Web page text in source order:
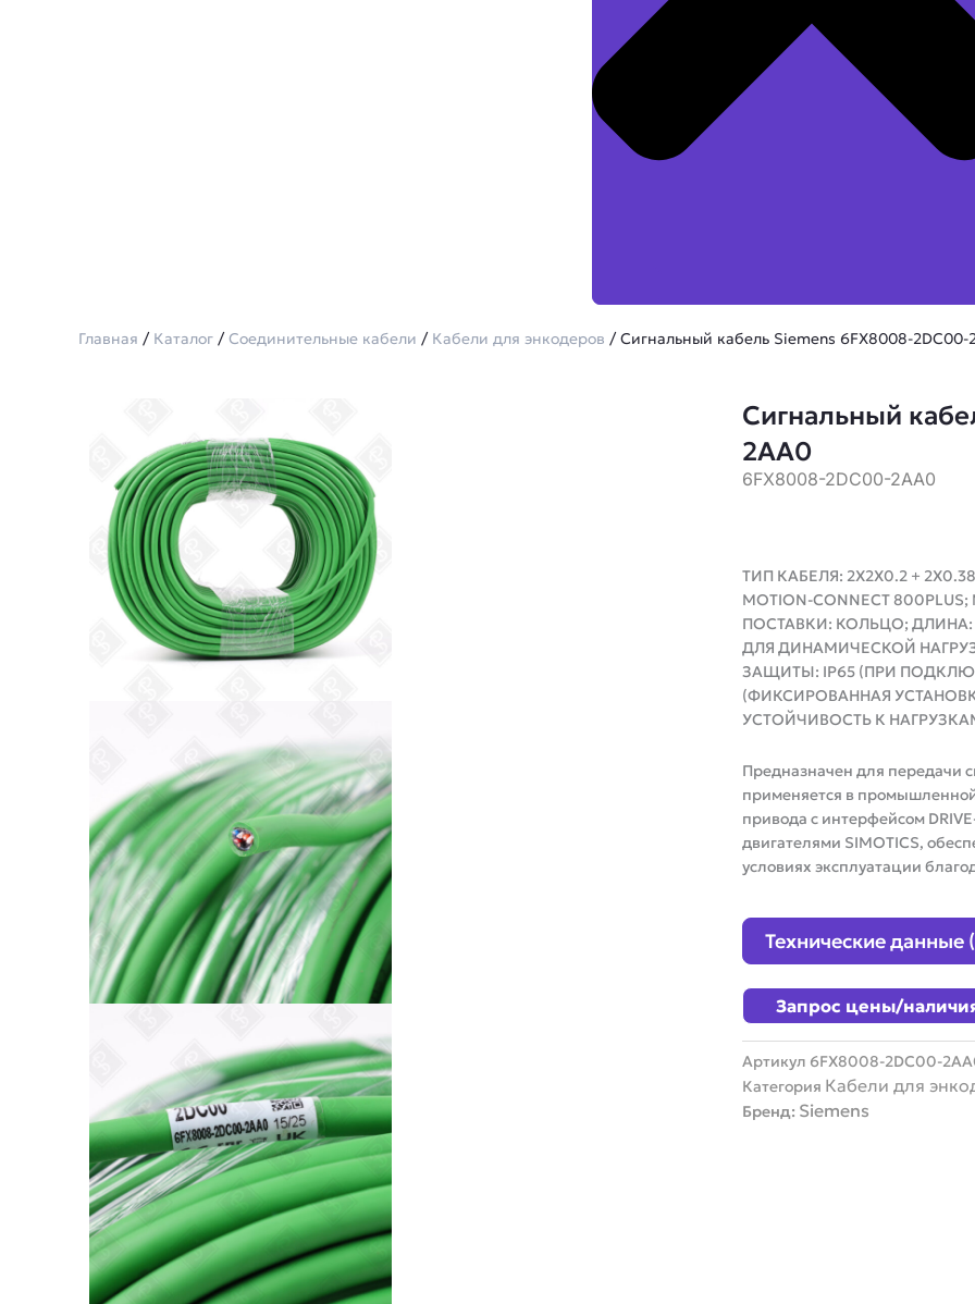
Главная / Каталог /Соединительные кабели / Кабели для энкодеров / Сигнальный кабель Siemens 6FX8008-2DC00-
Сигнальный
2AA0
6FX8008-2DC00-2AA0
ТИП КАБЕЛЯ: 2X2X0.2 +
MOTION-CONNECT
ПОСТАВКИ: КОЛЬЦО;
ДЛЯ ДИНАМИЧЕСКОЙ
ЗАЩИТЫ: IP65 (ПРИ
(ФИКСИРОВАННАЯ
УСТОЙЧИВОСТЬ К
Предназначен для передачи
применяется в
привода с интерфейсом
двигателями SIMOTICS,
условиях эксплуатации
Технические данные
Запрос цены/
Артикул 6FX8008-2DC00-
Категория Кабели для
Бренд: Siemens